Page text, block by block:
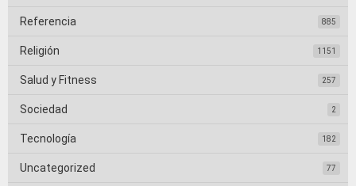
Referencia 885
Religión 1151
Salud y Fitness 257
Sociedad 2
Tecnología 182
Uncategorized 77